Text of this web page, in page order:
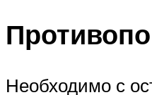
Необходимо с